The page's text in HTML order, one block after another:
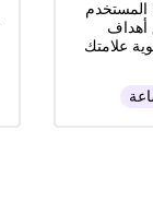
المستخدم
أهداف
علامتك